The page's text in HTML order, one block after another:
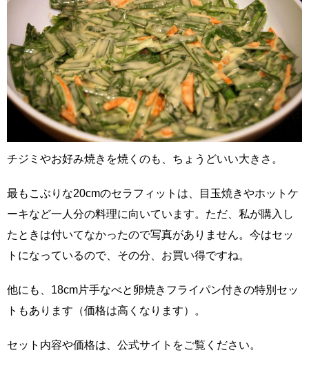
チジミやお好み焼きを焼くのも、ちょうどいい大きさ。
最もこぶりな20cmのセラフィットは、目玉焼きやホットケ
ーキなど一人分の料理に向いています。ただ、私が購入し
たときは付いてなかったので写真がありません。今はセッ
トになっているので、その分、お買い得ですね。
他にも、18cm片手なべと卵焼きフライパン付きの特別セッ
トもあります（価格は高くなります）。
セット内容や価格は、公式サイトをご覧ください。